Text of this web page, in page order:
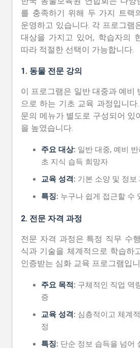
를 충족하기 위해 두 가지 트랙
운영하고 있습니다. 각 프로그램
대상을 가지고 있어, 학습자의
따라 적절한 선택이 가능합니다.
1. 동물 전문 강의
이 프로그램은 일반 대중과 예비
으로 하는 기초 교육 과정입니
문의 메뉴가 별도로 구성되어 있
을 높였습니다.
주요 대상: 일반 대중, 예비
초 지식 습득 희망자
교육 성격: 기본 소양 및 정보
특징: 누구나 쉽게 접근할 수
2. 전문 자격 과정
전문 자격 과정은 특정 직무 수
식과 기술을 체계적으로 학습하
인증받는 심화 교육 프로그램입
주요 목적: 구체적인 직업 역
증
교육 성격: 심층적이고 체계
정
특징: 단순 정보 습득을 넘어